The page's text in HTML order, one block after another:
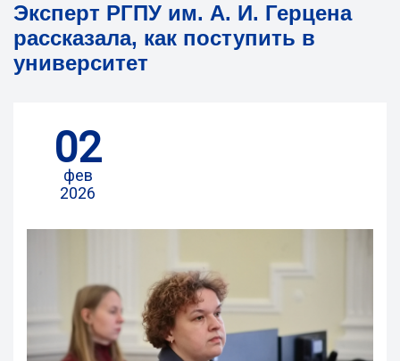
Эксперт РГПУ им. А. И. Герцена
рассказала, как поступить в
университет
02
фев
2026